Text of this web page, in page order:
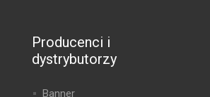
Producenci i
dystrybutorzy
Banner